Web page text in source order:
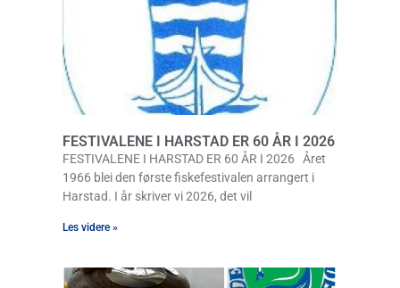
FESTIVALENE I HARSTAD ER 60 ÅR I 2026
FESTIVALENE I HARSTAD ER 60 ÅR I 2026 Året
1966 blei den første fiskefestivalen arrangert i
Harstad. I år skriver vi 2026, det vil
Les videre »